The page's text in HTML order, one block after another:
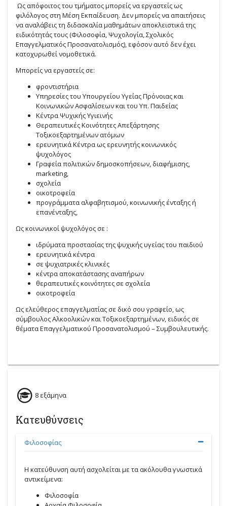
Ως απόφοιτος του τμήματος μπορείς να εργαστείς ως
φιλόλογος στη Μέση Εκπαίδευση. Δεν μπορείς να απαιτήσεις
να αναλάβεις τη διδασκαλία μαθημάτων αποκλειστικά της
ειδικότητάς τους (Φιλοσοφία, Ψυχολογία, Σχολικός
Επαγγελματικός Προσανατολισμός), εφόσον αυτό δεν έχει
κατοχυρωθεί νομοθετικά.
Μπορείς να εργαστείς σε:
φροντιστήρια
Υπηρεσίες του Υπουργείου Υγείας Πρόνοιας και
Κοινωνικών Ασφαλίσεων και του Υπ. Παιδείας
Κέντρα Ψυχικής Υγιεινής
Θεραπευτικές Κοινότητες Απεξάρτησης
Τοξικοεξαρτημένων ατόμων
ερευνητικά Κέντρα ως ερευνητής κοινωνικός
ψυχολόγος
Γραφεία πολιτικών δημοσκοπήσεων, διαφήμισης,
marketing,
σχολεία
οικοτροφεία
προγράμματα αλφαβητισμού, κοινωνικής ένταξης ή
επανένταξης,
Ως κοινωνικοί ψυχολόγος σε :
ιδρύματα προστασίας της ψυχικής υγείας του παιδιού
ερευνητικά κέντρα
σε ψυχιατρικές κλινικές
κέντρα αποκατάστασης αναπήρων
θεραπευτικές κοινότητες σε σχολεία
οικοτροφεία
Ως ελεύθερος επαγγελματίας σε δικό σου γραφείο, ως
σύμβουλος Αλκοολικών και Τοξικοεξαρτημένων, ειδικός σε
θέματα Επαγγελματικού Προσανατολισμού – Συμβουλευτικής.
8 εξάμηνα
Κατευθύνσεις
Φιλοσοφίας
Η κατεύθυνση αυτή ασχολείται με τα ακόλουθα γνωστικά
αντικείμενα:
Φιλοσοφία